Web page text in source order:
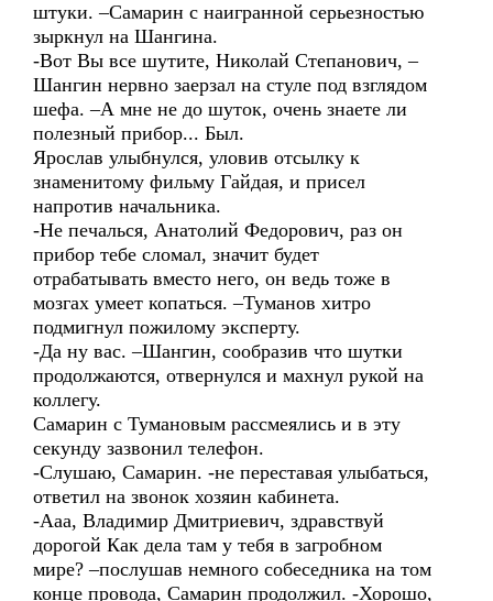
штуки. –Самарин с наигранной серьезностью
зыркнул на Шангина.
-Вот Вы все шутите, Николай Степанович, –
Шангин нервно заерзал на стуле под взглядом
шефа. –А мне не до шуток, очень знаете ли
полезный прибор... Был.
Ярослав улыбнулся, уловив отсылку к
знаменитому фильму Гайдая, и присел
напротив начальника.
-Не печалься, Анатолий Федорович, раз он
прибор тебе сломал, значит будет
отрабатывать вместо него, он ведь тоже в
мозгах умеет копаться. –Туманов хитро
подмигнул пожилому эксперту.
-Да ну вас. –Шангин, сообразив что шутки
продолжаются, отвернулся и махнул рукой на
коллегу.
Самарин с Тумановым рассмеялись и в эту
секунду зазвонил телефон.
-Слушаю, Самарин. -не переставая улыбаться,
ответил на звонок хозяин кабинета.
-Ааа, Владимир Дмитриевич, здравствуй
дорогой Как дела там у тебя в загробном
мире? –послушав немного собеседника на том
конце провода, Самарин продолжил. -Хорошо,